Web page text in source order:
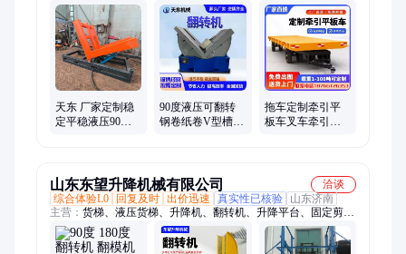
翻转机、工业平板拖车、四轮转向拖车、短途运输车、物流转运
车、厂区周转车、托盘转运车、牵引平板车、物流周转车、车间
工业拖车、移动工具拖车、短途运输拖车、液压限高架、厂区托
盘运输车、定制骨架平板车、翻模具翻板平台、实心轮胎骨架
车、厂区短途重型工具车、定制平板车、厂区牵引车、重型工具
车
天东 厂家定制稳
定平稳液压90度
90度液压可翻转
钢卷纸卷V型槽1-
拖车定制牵引平
板车叉车牵引拉
山东东望升降机械有限公司
洽谈
综合体验L0
回复及时 出价迅速 真实性已核验
山东济南
主营： 货梯、液压货梯、升降机、翻转机、升降平台、固定剪叉
式升降机、自行走式升降机、高空作业车、平板拖车、旋转平
台、仓库装卸货平台、移动式登车桥、固定登车桥、货梯升降